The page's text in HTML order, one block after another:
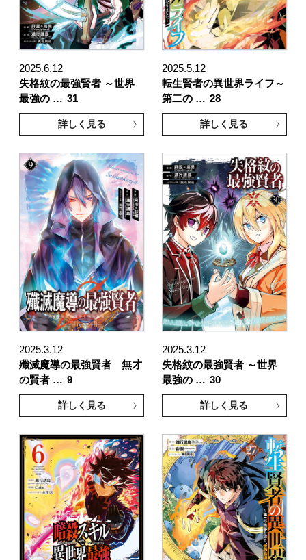
2025.6.12
失格紋の最強賢者 ～世界
最強の … 31
詳しく見る
2025.5.12
転生賢者の異世界ライフ～
第二の … 28
詳しく見る
2025.3.12
殲滅魔導の最強賢者 無才
の賢者 … 9
詳しく見る
2025.3.12
失格紋の最強賢者 ～世界
最強の … 30
詳しく見る